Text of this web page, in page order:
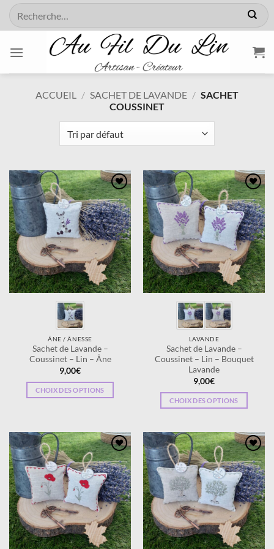
Passer
Recherche
pour :
ACCUEIL / SACHET DE LAVANDE / SACHET
COUSSINET
Ajouter
à la
wishlist
ÂNE / ÂNESSE
Sachet de Lavande –
Coussinet – Lin – Âne
9,00€
CHOIX DES OPTIONS
plusieurs
variations.
Les
options
peuvent
être
choisies
sur
la
Ajouter
à la
wishlist
LAVANDE
Sachet de Lavande –
Coussinet – Lin – Bouquet
Lavande
9,00€
CHOIX DES OPTIONS
a
plusieurs
variations.
Les
options
peuvent
être
choisies
sur
Ajouter
à la
wishlist
Ajouter
à la
wishlist